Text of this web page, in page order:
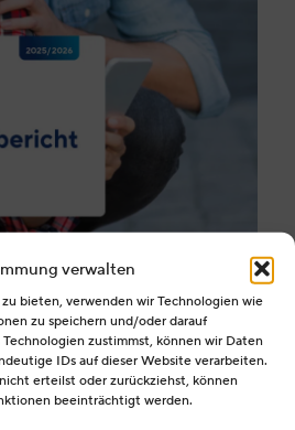
verwalten
bieten, verwenden wir Technologien wie
zu speichern und/oder darauf
zustimmst, können wir Daten
IDs auf dieser Website verarbeiten.
erteilst oder zurückziehst, können
beeinträchtigt werden.
der ZVA jährlich die
jeweils vergangene Jahr
die kommenden Monate.